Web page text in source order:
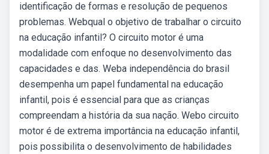
identificação de formas e resolução de pequenos
problemas. Webqual o objetivo de trabalhar o circuito
na educação infantil? O circuito motor é uma
modalidade com enfoque no desenvolvimento das
capacidades e das. Weba independência do brasil
desempenha um papel fundamental na educação
infantil, pois é essencial para que as crianças
compreendam a história da sua nação. Webo circuito
motor é de extrema importância na educação infantil,
pois possibilita o desenvolvimento de habilidades